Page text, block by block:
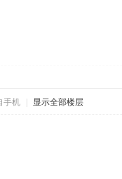
手机 显示全部楼层